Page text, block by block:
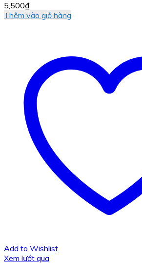
5,500₫
Thêm vào giỏ hàng
Add to Wishlist
Xem lướt qua